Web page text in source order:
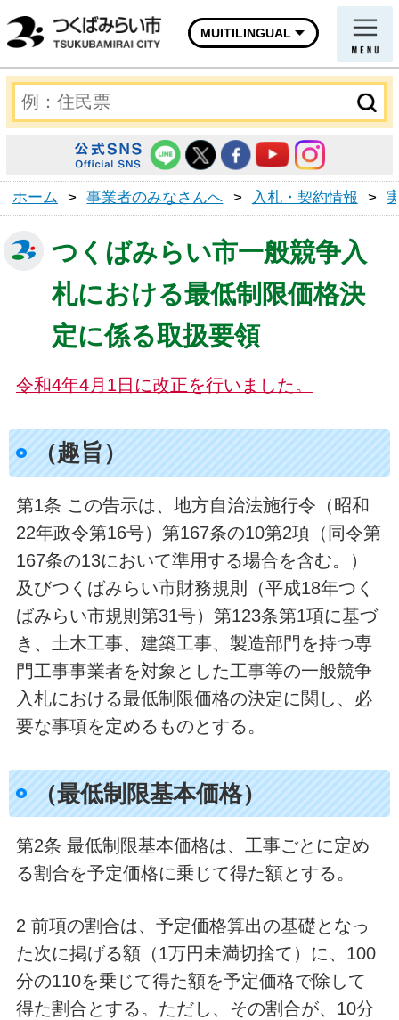
MUITILINGUAL
ホーム > 事業者のみなさんへ > 入札・契約情報 >
つくばみらい市一般競争入
札における最低制限価格決
定に係る取扱要領
令和4年4月1日に改正を行いました。
（趣旨）
第1条 この告示は、地方自治法施行令（昭和
22年政令第16号）第167条の10第2項（同令第
167条の13において準用する場合を含む。）
及びつくばみらい市財務規則（平成18年つく
ばみらい市規則第31号）第123条第1項に基づ
き、土木工事、建築工事、製造部門を持つ専
門工事事業者を対象とした工事等の一般競争
入札における最低制限価格の決定に関し、必
要な事項を定めるものとする。
（最低制限基本価格）
第2条 最低制限基本価格は、工事ごとに定め
る割合を予定価格に乗じて得た額とする。
2 前項の割合は、予定価格算出の基礎となっ
た次に掲げる額（1万円未満切捨て）に、100
分の110を乗じて得た額を予定価格で除して
得た割合とする。ただし、その割合が、10分